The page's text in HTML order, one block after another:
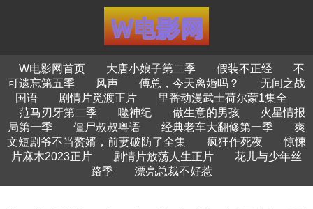
W电影网首页 大唐小娘子第二季 假装不正经
不
可遗忘第五季
风声 傅总，今天离婚吗？
无间之战
国语
剧情片觅渡正片
里番动漫武士荷尔蒙1集全
范马刃牙第二季
噬神纪 做生意的男孩
火星情报
局第一季
僵尸叔叔粤语 经典老车大翻修第一季
爽
文短剧爷不当赘婿，前妻破防了全集
疯狂作死夜
惊悚
片麻木2023正片
剧情片放荡人生正片
花儿与少年丝
路季
漂亮总裁不好惹